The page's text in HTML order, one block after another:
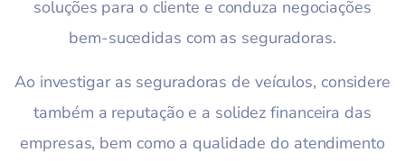
soluções para o cliente e conduza negociações
bem-sucedidas com as seguradoras.
Ao investigar as seguradoras de veículos, considere
também a reputação e a solidez financeira das
empresas, bem como a qualidade do atendimento